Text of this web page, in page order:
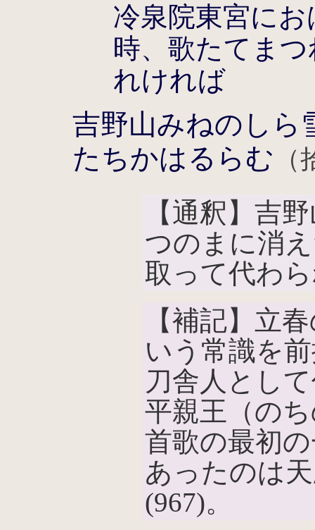
冷泉院東宮に
時、歌たてま
れければ
吉野山みねのしら
たちかはるらむ
【通釈】吉
つのまに消
取って代わ
【補記】立
いう常識を
刀舎人とし
平親王（の
首歌の最初
あったのは
(967)。